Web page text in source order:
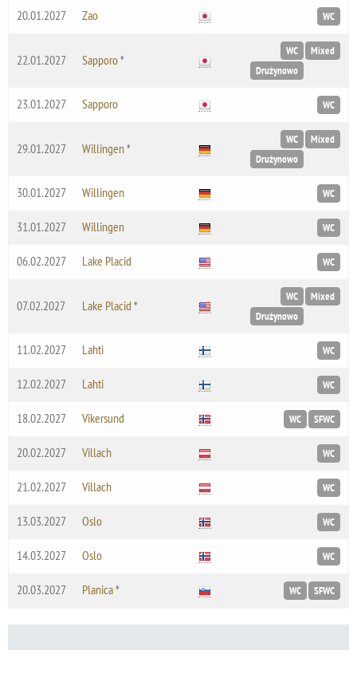
20.01.2027 Zao WC
22.01.2027 Sapporo*
WC
Drużynowo
Mixed
23.01.2027 Sapporo WC
29.01.2027 Willingen*
WC
Drużynowo
Mixed
30.01.2027 Willingen WC
31.01.2027 Willingen WC
06.02.2027 Lake Placid WC
07.02.2027 Lake Placid *
WC
Drużynowo
Mixed
11.02.2027 Lahti WC
12.02.2027 Lahti WC
18.02.2027 Vikersund WC SFWC
20.02.2027 Villach WC
21.02.2027 Villach WC
13.03.2027 Oslo WC
14.03.2027 Oslo WC
20.03.2027 Planica* WC SFWC